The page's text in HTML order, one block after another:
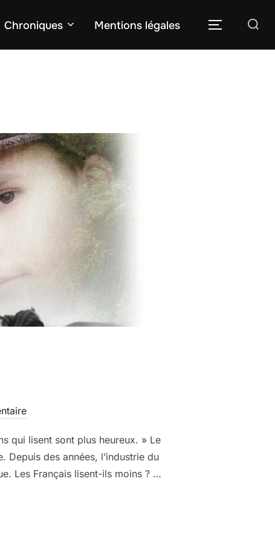
Chroniques Mentions légales Rechercher :
qui lisent sont plus heureux. » Le
Depuis des années, l’industrie du
Les Français lisent-ils moins ? …